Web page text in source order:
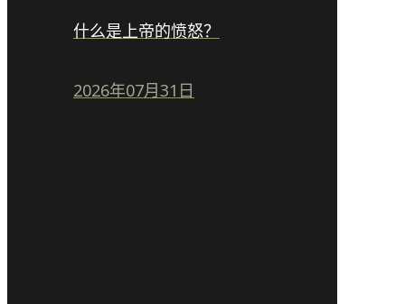
什么是上帝的愤怒？
2026年07月31日